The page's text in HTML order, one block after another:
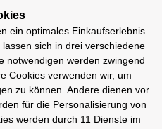
Filialen
ein optimales Einkaufserlebnis
sich in drei verschiedene
notwendigen werden zwingend
Cookies verwenden wir, um
zu können. Andere dienen vor
für die Personalisierung von
werden durch 11 Dienste im